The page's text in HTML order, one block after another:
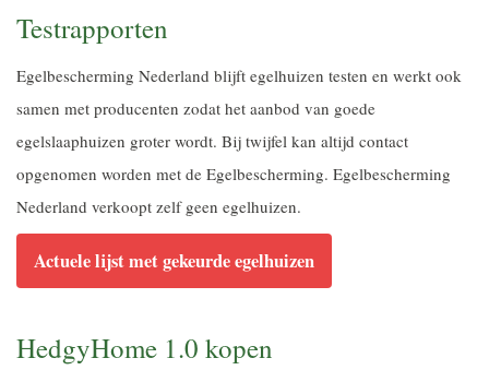
Testrapporten
Egelbescherming Nederland blijft egelhuizen testen en werkt ook
samen met producenten zodat het aanbod van goede
egelslaaphuizen groter wordt. Bij twijfel kan altijd contact
opgenomen worden met de Egelbescherming. Egelbescherming
Nederland verkoopt zelf geen egelhuizen.
Actuele lijst met gekeurde egelhuizen
HedgyHome 1.0 kopen